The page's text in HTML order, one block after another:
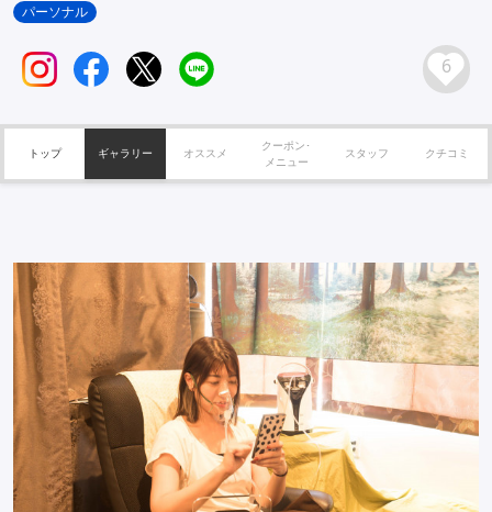
パーソナル
6
トップ ギャラリー オススメ
クーポン･
メニュー
スタッフ クチコミ